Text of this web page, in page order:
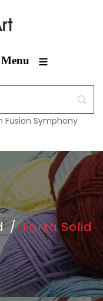
Menu ≡
Fusion Symphony
/ Forza Solid